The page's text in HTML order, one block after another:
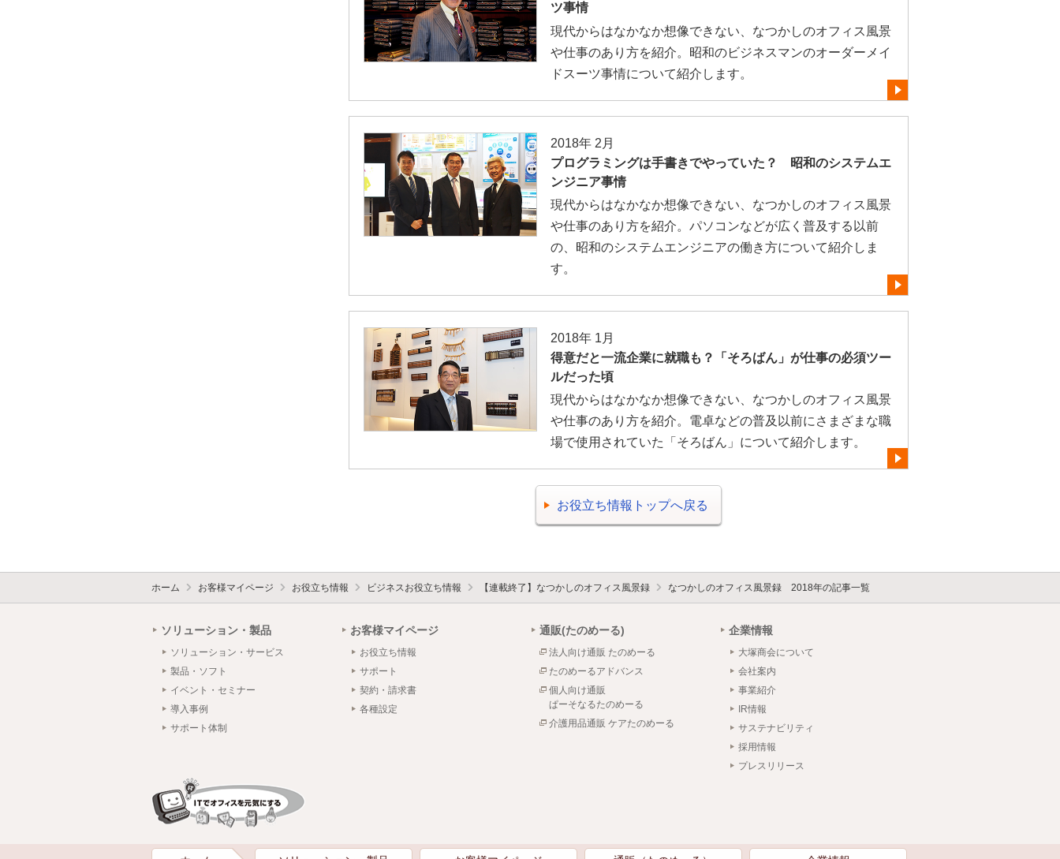
ツ事情
現代からはなかなか想像できない、なつかしのオフィス風景
や仕事のあり方を紹介。昭和のビジネスマンのオーダーメイ
ドスーツ事情について紹介します。
2018年 2月
プログラミングは手書きでやっていた？ 昭和のシステムエ
ンジニア事情
現代からはなかなか想像できない、なつかしのオフィス風景
や仕事のあり方を紹介。パソコンなどが広く普及する以前
の、昭和のシステムエンジニアの働き方について紹介しま
す。
2018年 1月
得意だと一流企業に就職も？「そろばん」が仕事の必須ツー
ルだった頃
現代からはなかなか想像できない、なつかしのオフィス風景
や仕事のあり方を紹介。電卓などの普及以前にさまざまな職
場で使用されていた「そろばん」について紹介します。
お役立ち情報トップへ戻る
ホーム お客様マイページ お役立ち情報 ビジネスお役立ち情報 【連載終了】なつかしのオフィス風景録 なつかしのオフィス風景録 2018年の記事一覧
ソリューション・製品
ソリューション・サービス
製品・ソフト
イベント・セミナー
導入事例
サポート体制
お客様マイページ
お役立ち情報
サポート
契約・請求書
各種設定
通販(たのめーる)
法人向け通販 たのめーる
たのめーるアドバンス
個人向け通販
ぱーそなるたのめーる
介護用品通販 ケアたのめーる
企業情報
大塚商会について
会社案内
事業紹介
IR情報
サステナビリティ
採用情報
プレスリリース